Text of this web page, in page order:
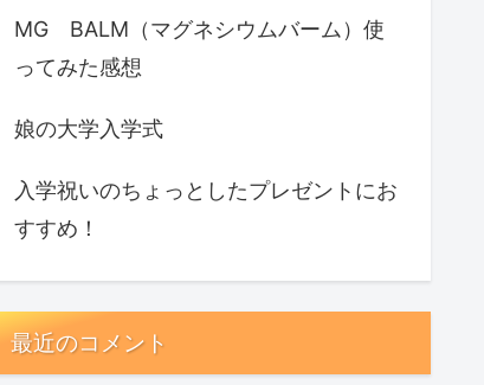
MG BALM（マグネシウムバーム）使
ってみた感想
娘の大学入学式
入学祝いのちょっとしたプレゼントにお
すすめ！
最近のコメント